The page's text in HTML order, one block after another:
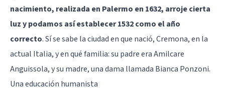
nacimiento, realizada en Palermo en 1632, arroje cierta
luz y podamos así establecer 1532 como el año
correcto. Sí se sabe la ciudad en que nació, Cremona, en la
actual Italia, y en qué familia: su padre era Amilcare
Anguissola, y su madre, una dama llamada Bianca Ponzoni.
Una educación humanista